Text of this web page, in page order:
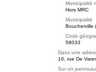
Municipalité
Hors MRC
Municipalité
Boucherville
Code
58033
Dans une
10, rue De
Sur un